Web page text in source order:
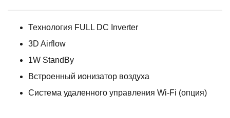
Технология FULL DC Inverter
3D Airflow
1W StandBy
Встроенный ионизатор воздуха
Система удаленного управления Wi-Fi (опция)